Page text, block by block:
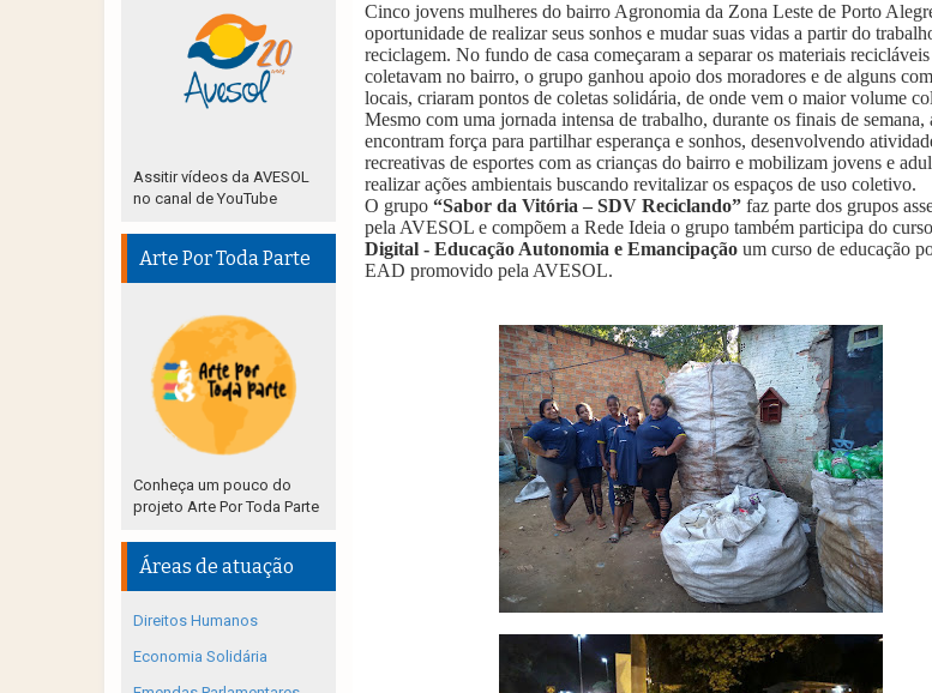
Cinco jovens mulheres do bairro Agronomia da Zona Leste de Porto
oportunidade de realizar seus sonhos e mudar suas vidas a partir do
reciclagem. No fundo de casa começaram a separar os materiais
coletavam no bairro, o grupo ganhou apoio dos moradores e de alguns
locais, criaram pontos de coletas solidária, de onde vem o maior volume
Mesmo com uma jornada intensa de trabalho, durante os finais de semana,
encontram força para partilhar esperança e sonhos, desenvolvendo
recreativas de esportes com as crianças do bairro e mobilizam jovens e
realizar ações ambientais buscando revitalizar os espaços de uso coletivo.
O grupo “Sabor da Vitória – SDV Reciclando”faz parte dos grupos
pela AVESOL e compõem a Rede Ideia o grupo também participa do curso
Digital - Educação Autonomia e Emancipação um curso de educação
EAD promovido pela AVESOL.
Assitir vídeos da AVESOL
no canal de YouTube
Arte Por Toda Parte
Conheça um pouco do
projeto Arte Por Toda Parte
Áreas de atuação
Direitos Humanos
Economia Solidária